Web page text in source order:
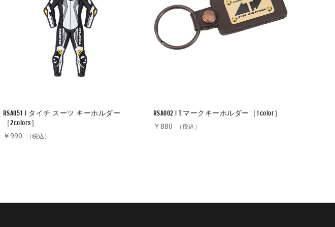
RSA051 | タイチ スーツ キーホルダー
［2colors］
￥990 （税込）
RSA002 | T.マークキーホルダー［1color］
￥880 （税込）